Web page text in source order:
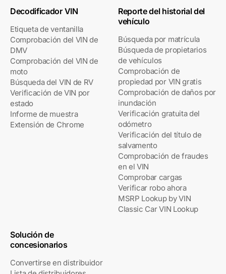
Decodificador VIN
Etiqueta de ventanilla
Comprobación del VIN de
DMV
Comprobación del VIN de
moto
Búsqueda del VIN de RV
Verificación de VIN por
estado
Informe de muestra
Extensión de Chrome
Reporte del historial del
vehículo
Búsqueda por matrícula
Búsqueda de propietarios
de vehículos
Comprobación de
propiedad por VIN gratis
Comprobación de daños por
inundación
Verificación gratuita del
odómetro
Verificación del título de
salvamento
Comprobación de fraudes
en el VIN
Comprobar cargas
Verificar robo ahora
MSRP Lookup by VIN
Classic Car VIN Lookup
Solución de
concesionarios
Convertirse en distribuidor